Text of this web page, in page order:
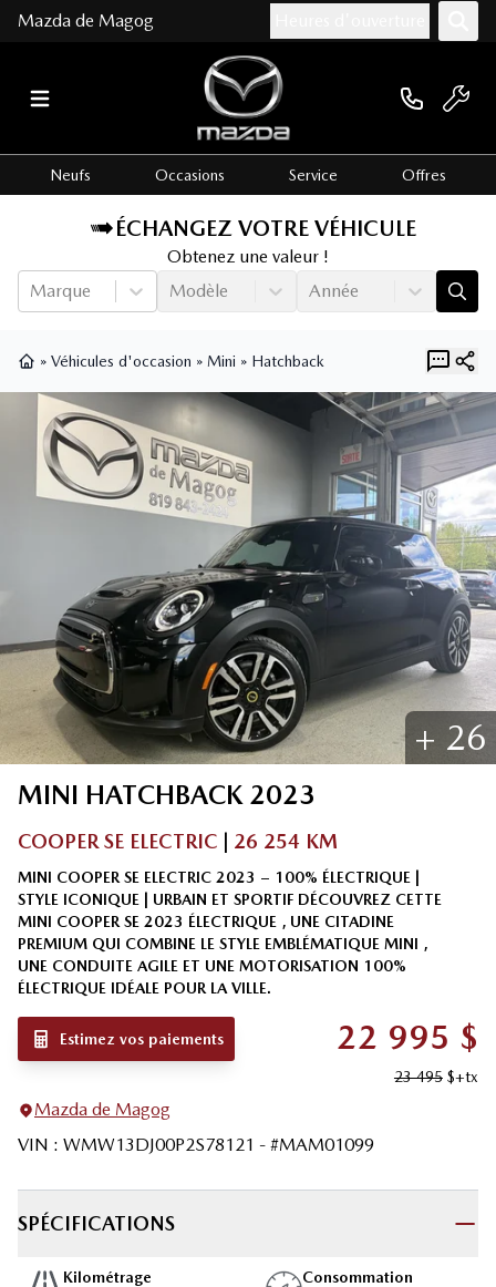
Mazda de Magog
Neufs Occasions Service Offres
ÉCHANGEZ VOTRE VÉHICULE
Obtenez une valeur !
Marque
Modèle Année
» Véhicules d'occasion » Mini » Hatchback
+ 26
MINI HATCHBACK2023
COOPER SE ELECTRIC 26 254 KM
MINI COOPER SE ELECTRIC 2023 – 100% ÉLECTRIQUE |
STYLE ICONIQUE | URBAIN ET SPORTIF DÉCOUVREZ CETTE
MINI COOPER SE 2023 ÉLECTRIQUE , UNE CITADINE
PREMIUM QUI COMBINE LE STYLE EMBLÉMATIQUE MINI ,
UNE CONDUITE AGILE ET UNE MOTORISATION 100%
ÉLECTRIQUE IDÉALE POUR LA VILLE.
22 995 $
23 495$+tx
Estimez vos paiements
Mazda de Magog
VIN : WMW13DJ00P2S78121 - #MAM01099
SPÉCIFICATIONS
Kilométrage
Consommation